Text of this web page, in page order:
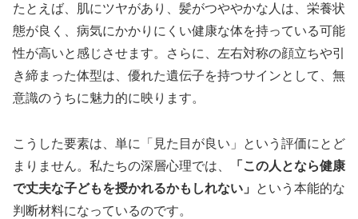
たとえば、肌にツヤがあり、髪がつややかな人は、栄養状
態が良く、病気にかかりにくい健康な体を持っている可能
性が高いと感じさせます。さらに、左右対称の顔立ちや引
き締まった体型は、優れた遺伝子を持つサインとして、無
意識のうちに魅力的に映ります。
こうした要素は、単に「見た目が良い」という評価にとど
まりません。私たちの深層心理では、
「この人となら健康
で丈夫な子どもを授かれるかもしれない」
という本能的な
判断材料になっているのです。